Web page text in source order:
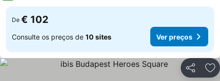
De € 102
Consulte os preços de 10 sites Ver preços
Partilhar